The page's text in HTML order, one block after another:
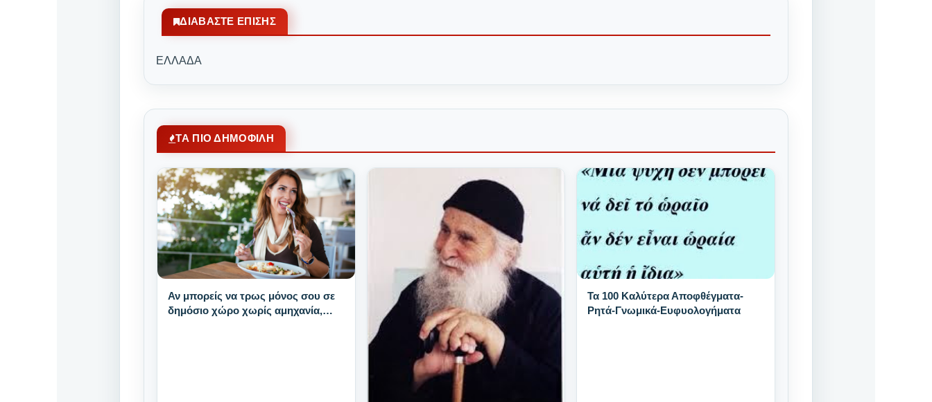
ΔΙΑΒΆΣΤΕ ΕΠΊΣΗΣ
ΕΛΛΑΔΑ
ΤΑ ΠΙΟ ΔΗΜΟΦΙΛΗ
Αν μπορείς να τρως μόνος σου σε
δημόσιο χώρο χωρίς αμηχανία,
Τα 100 Καλύτερα Αποφθέγματα-
Ρητά-Γνωμικά-Ευφυολογήματα